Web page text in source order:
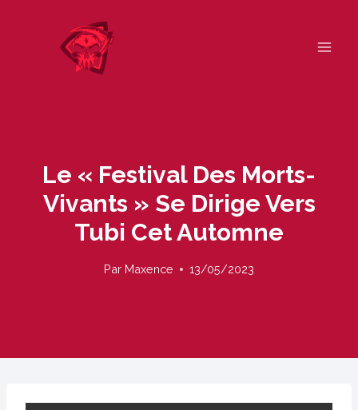
Le « Festival Des Morts-
Vivants » Se Dirige Vers
Tubi Cet Automne
Par Maxence 13/05/2023